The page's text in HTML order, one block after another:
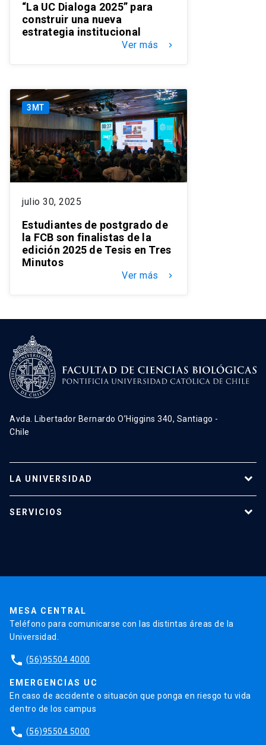
“La UC Dialoga 2025” para
construir una nueva
estrategia institucional
Ver más keyboard_arrow_right
3MT
julio 30, 2025
Estudiantes de postgrado de
la FCB son finalistas de la
edición 2025 de Tesis en Tres
Minutos
Ver más keyboard_arrow_right
Avda. Libertador Bernardo O’Higgins 340, Santiago -
Chile
LA UNIVERSIDAD
SERVICIOS
MESA CENTRAL
Teléfono para comunicarse con las distintas áreas de la
Universidad.
phone (56)95504 4000
EMERGENCIAS UC
En caso de accidente o situacón que ponga en riesgo tu vida
dentro de los campus
phone (56)95504 5000